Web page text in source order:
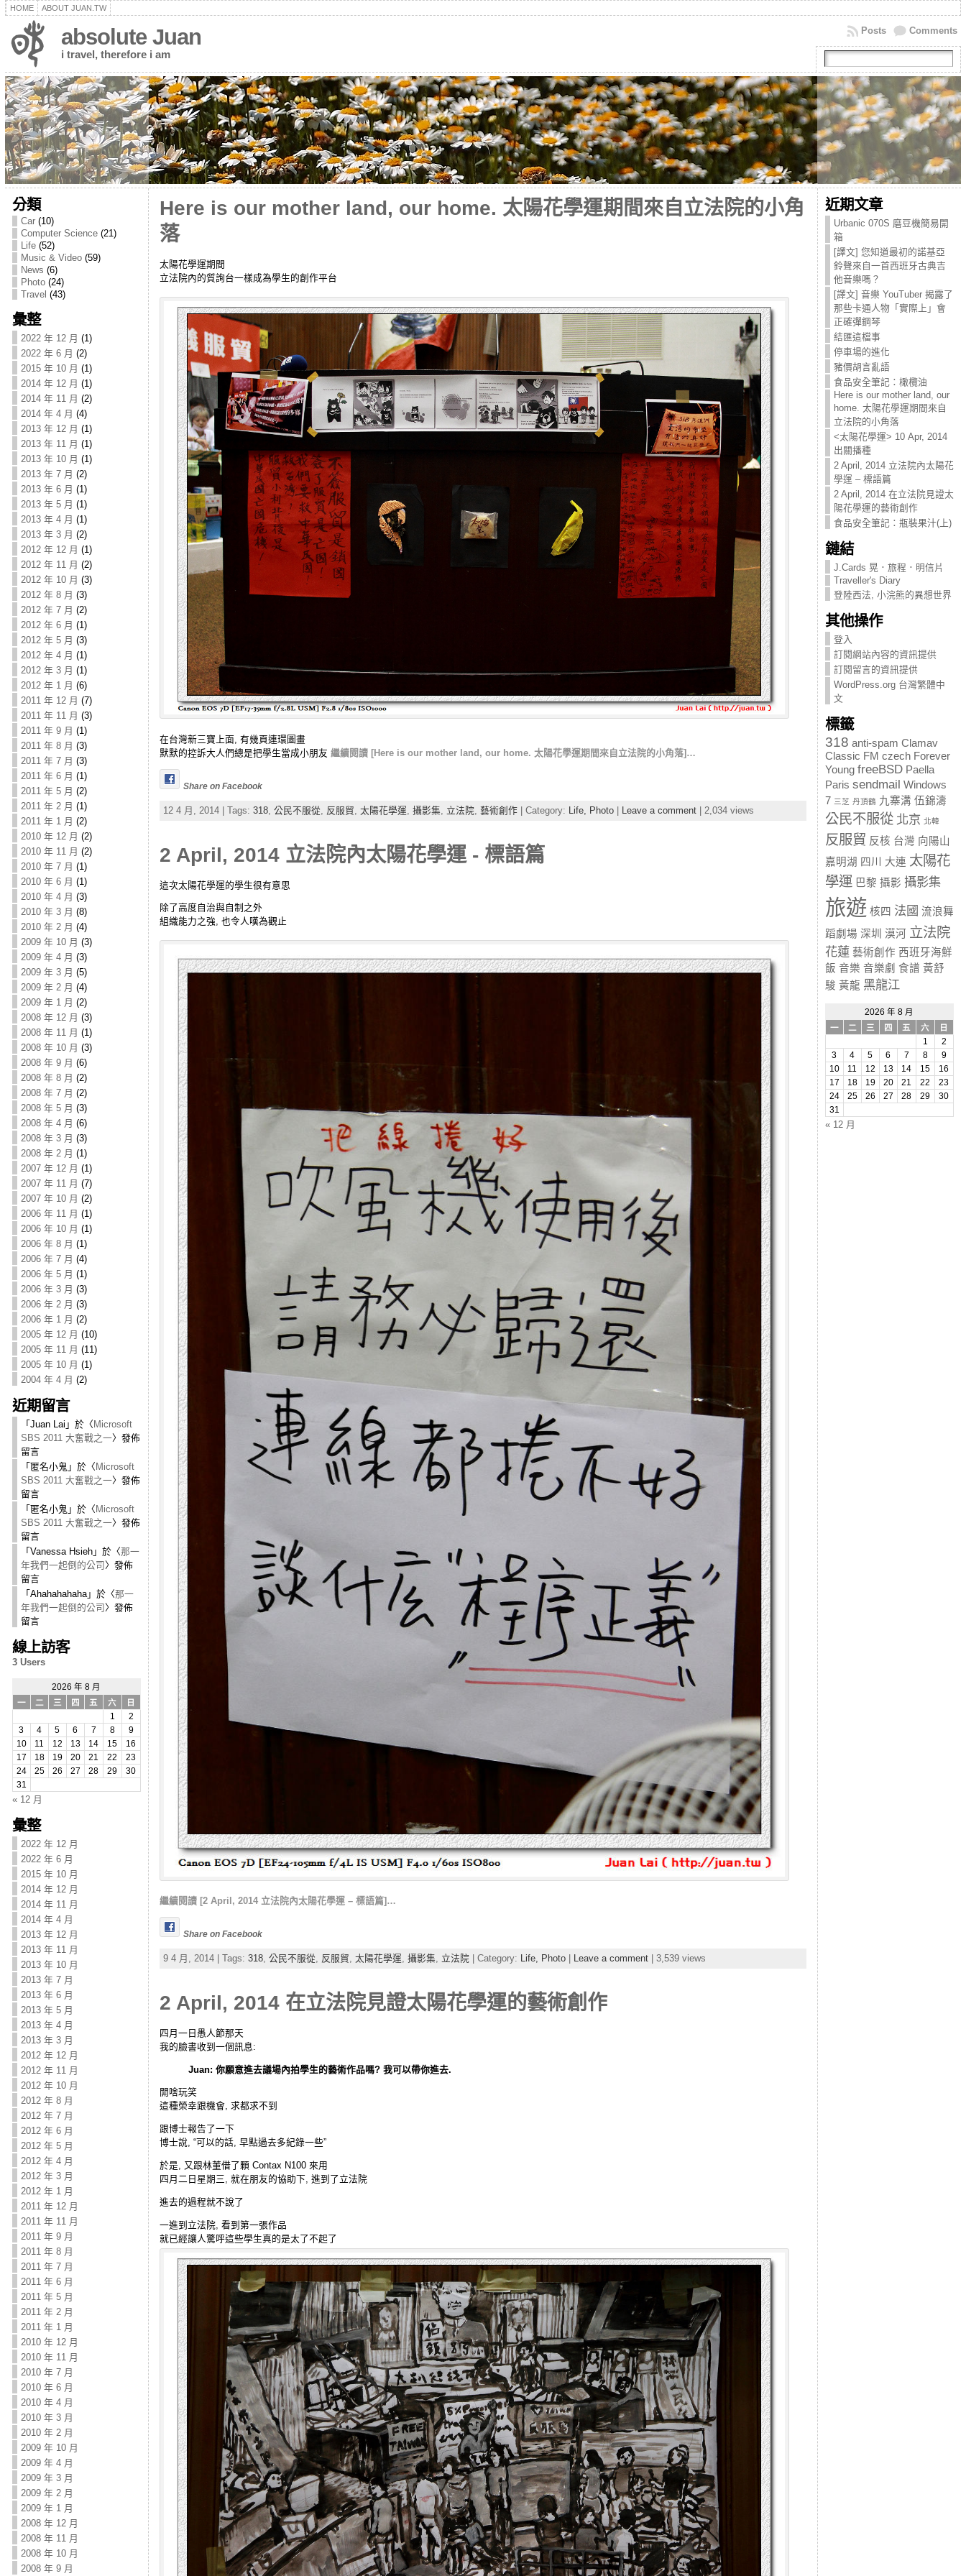
HOME ABOUT JUAN.TW
absolute Juan
i travel, therefore i am
Comments
Posts
分類
Car(10)
Computer Science(21)
Life(52)
Music & Video(59)
News (6)
Photo(24)
Travel (43)
彙整
2022 年 12 月 (1)
2022 年 6 月 (2)
2015 年 10 月 (1)
2014 年 12 月 (1)
2014 年 11 月 (2)
2014 年 4 月 (4)
2013 年 12 月 (1)
2013 年 11 月 (1)
2013 年 10 月 (1)
2013 年 7 月 (2)
2013 年 6 月 (1)
2013 年 5 月 (1)
2013 年 4 月 (1)
2013 年 3 月 (2)
2012 年 12 月 (1)
2012 年 11 月 (2)
2012 年 10 月 (3)
2012 年 8 月 (3)
2012 年 7 月 (2)
2012 年 6 月 (1)
2012 年 5 月 (3)
2012 年 4 月 (1)
2012 年 3 月 (1)
2012 年 1 月 (6)
2011 年 12 月 (7)
2011 年 11 月 (3)
2011 年 9 月 (1)
2011 年 8 月 (3)
2011 年 7 月 (3)
2011 年 6 月 (1)
2011 年 5 月 (2)
2011 年 2 月 (1)
2011 年 1 月 (2)
2010 年 12 月 (2)
2010 年 11 月 (2)
2010 年 7 月 (1)
2010 年 6 月 (1)
2010 年 4 月 (3)
2010 年 3 月 (8)
2010 年 2 月 (4)
2009 年 10 月 (3)
2009 年 4 月 (3)
2009 年 3 月 (5)
2009 年 2 月 (4)
2009 年 1 月 (2)
2008 年 12 月 (3)
2008 年 11 月 (1)
2008 年 10 月 (3)
2008 年 9 月 (6)
2008 年 8 月 (2)
2008 年 7 月 (2)
2008 年 5 月 (3)
2008 年 4 月 (6)
2008 年 3 月 (3)
2008 年 2 月 (1)
2007 年 12 月 (1)
2007 年 11 月 (7)
2007 年 10 月 (2)
2006 年 11 月 (1)
2006 年 10 月 (1)
2006 年 8 月 (1)
2006 年 7 月 (4)
2006 年 5 月 (1)
2006 年 3 月 (3)
2006 年 2 月 (3)
2006 年 1 月 (2)
2005 年 12 月 (10)
2005 年 11 月 (11)
2005 年 10 月 (1)
2004 年 4 月 (2)
近期留言
「 Juan Lai 」於〈 Microsoft
SBS 2011 大奮戰之一〉發佈
留言
「 匿名小鬼 」於〈 Microsoft
SBS 2011 大奮戰之一〉發佈
留言
「 匿名小鬼 」於〈 Microsoft
SBS 2011 大奮戰之一〉發佈
留言
「 Vanessa Hsieh」於〈那一
年我們一起倒的公司 〉發佈
留言
「 Ahahahahaha」於〈那一
年我們一起倒的公司 〉發佈
留言
線上訪客
3 Users
2026 年 8 月
一
二 三 四 五 六
日
1
2
3
4 5 6 7 8
9
10
11 12 13 14 15
16
17
18 19 20 21 22
23
24
25 26 27 28 29
30
31
« 12 月
彙整
2022 年 12 月
2022 年 6 月
2015 年 10 月
2014 年 12 月
2014 年 11 月
2014 年 4 月
2013 年 12 月
2013 年 11 月
2013 年 10 月
2013 年 7 月
2013 年 6 月
2013 年 5 月
2013 年 4 月
2013 年 3 月
2012 年 12 月
2012 年 11 月
2012 年 10 月
2012 年 8 月
2012 年 7 月
2012 年 6 月
2012 年 5 月
2012 年 4 月
2012 年 3 月
2012 年 1 月
2011 年 12 月
2011 年 11 月
2011 年 9 月
2011 年 8 月
2011 年 7 月
2011 年 6 月
2011 年 5 月
2011 年 2 月
2011 年 1 月
2010 年 12 月
2010 年 11 月
2010 年 7 月
2010 年 6 月
2010 年 4 月
2010 年 3 月
2010 年 2 月
2009 年 10 月
2009 年 4 月
2009 年 3 月
2009 年 2 月
2009 年 1 月
2008 年 12 月
2008 年 11 月
2008 年 10 月
2008 年 9 月
Here is our mother land, our home. 太陽花學運期間來自立法院的小角
落
太陽花學運期間
立法院內的質詢台一樣成為學生的創作平台
在台灣新三寶上面, 有幾頁連環圖畫
默默的控訴大人們總是把學生當成小朋友 繼續閱讀 [Here is our mother land, our home. 太陽花學運期間來自立法院的小角落]…
Share on Facebook
12 4 月, 2014 | Tags: 318, 公民不服從 反服貿 太陽花學運 攝影集 立法院, 藝術創作| Category: Life, Photo| Leave a comment| 2,034 views
2 April, 2014 立法院內太陽花學運 - 標語篇
這次太陽花學運的學生很有意思
除了高度自治與自制之外
組織能力之強, 也令人嘆為觀止
繼續閱讀 [2 April, 2014 立法院內太陽花學運 – 標語篇]…
Share on Facebook
9 4 月, 2014 | Tags: 318, 公民不服從, 反服貿, 太陽花學運, 攝影集, 立法院| Category: Life, Photo| Leave a comment| 3,539 views
2 April, 2014 在立法院見證太陽花學運的藝術創作
四月一日愚人節那天
我的臉書收到一個訊息:
Juan: 你願意進去議場內拍學生的藝術作品嗎? 我可以帶你進去.
開啥玩笑
這種榮幸跟機會, 求都求不到
跟博士報告了一下
博士說, “可以的話, 早點過去多紀錄一些”
於是, 又跟林董借了顆 Contax N100 來用
四月二日星期三, 就在朋友的協助下, 進到了立法院
進去的過程就不說了
一進到立法院, 看到第一張作品
就已經讓人驚呼這些學生真的是太了不起了
近期文章
Urbanic 070S 磨豆機簡易開
箱
[譯文] 您知道最初的諾基亞
鈴聲來自一首西班牙古典吉
他音樂嗎？
[譯文] 音樂 YouTuber 揭露了
那些卡通人物「實際上」會
正確彈鋼琴
結匯這檔事
停車場的進化
豬價胡言亂語
食品安全筆記：橄欖油
Here is our mother land, our
home. 太陽花學運期間來自
立法院的小角落
<太陽花學運> 10 Apr, 2014
出關播種
2 April, 2014 立法院內太陽花
學運 – 標語篇
2 April, 2014 在立法院見證太
陽花學運的藝術創作
食品安全筆記：瓶裝果汁(上)
鏈結
J.Cards 晃．旅程．明信片
Traveller's Diary
登陸西法, 小浣熊的異想世界
其他操作
登入
訂閱網站內容的資訊提供
訂閱留言的資訊提供
WordPress.org 台灣繁體中
文
標籤
318 anti-spam Clamav
Classic FM czech Forever
Young freeBSD Paella
Paris sendmail Windows
7 三芝 丹頂鶴 九寨溝 伍錦濤
公民不服從 北京 北韓
反服貿 反核 台灣 向陽山
嘉明湖 四川 大連 太陽花
學運 巴黎 攝影 攝影集
旅遊 核四 法國 流浪舞
蹈劇場 深圳 漠河 立法院
花蓮 藝術創作 西班牙海鮮
飯 音樂 音樂劇 食譜 黃舒
駿 黃龍 黑龍江
2026 年 8 月
一
二 三 四 五 六
日
1
2
3
4 5 6 7 8
9
10
11 12 13 14 15
16
17
18 19 20 21 22
23
24
25 26 27 28 29
30
31
« 12 月